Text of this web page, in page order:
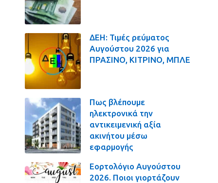
ΔΕΗ: Τιμές ρεύματος
Αυγούστου 2026 για
ΠΡΑΣΙΝΟ, ΚΙΤΡΙΝΟ, ΜΠΛΕ
Πως βλέπουμε
ηλεκτρονικά την
αντικειμενική αξία
ακινήτου μέσω
εφαρμογής
Εορτολόγιο Αυγούστου
2026. Ποιοι γιορτάζουν